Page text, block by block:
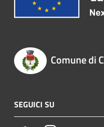
Comune di
SEGUICI SU